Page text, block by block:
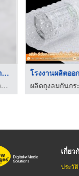
โหลกลมฝาแก้ว ราคาโรง ...
โรงงานผลิตเครื่องแก้วรีไซเคิล - อุตสาหกรรมแก้วนครหลวง
เกี่ยว
ประวั